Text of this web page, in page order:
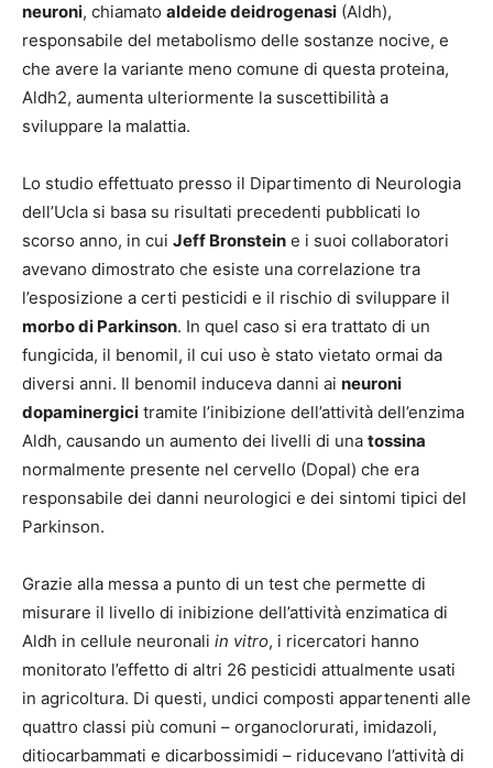
neuroni, chiamato aldeide deidrogenasi (Aldh),
responsabile del metabolismo delle sostanze nocive, e
che avere la variante meno comune di questa proteina,
Aldh2, aumenta ulteriormente la suscettibilità a
sviluppare la malattia.
Lo studio effettuato presso il Dipartimento di Neurologia
dell’Ucla si basa su risultati precedenti pubblicati lo
scorso anno, in cui Jeff Bronstein e i suoi collaboratori
avevano dimostrato che esiste una correlazione tra
l’esposizione a certi pesticidi e il rischio di sviluppare il
morbo di Parkinson. In quel caso si era trattato di un
fungicida, il benomil, il cui uso è stato vietato ormai da
diversi anni. Il benomil induceva danni ai neuroni
dopaminergici tramite l’inibizione dell’attività dell’enzima
Aldh, causando un aumento dei livelli di una tossina
normalmente presente nel cervello (Dopal) che era
responsabile dei danni neurologici e dei sintomi tipici del
Parkinson.
Grazie alla messa a punto di un test che permette di
misurare il livello di inibizione dell’attività enzimatica di
Aldh in cellule neuronali in vitro, i ricercatori hanno
monitorato l’effetto di altri 26 pesticidi attualmente usati
in agricoltura. Di questi, undici composti appartenenti alle
quattro classi più comuni – organoclorurati, imidazoli,
ditiocarbammati e dicarbossimidi – riducevano l’attività di